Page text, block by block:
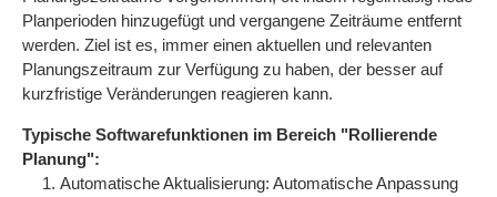
Planperioden hinzugefügt und vergangene Zeiträume entfernt
werden. Ziel ist es, immer einen aktuellen und relevanten
Planungszeitraum zur Verfügung zu haben, der besser auf
kurzfristige Veränderungen reagieren kann.
Typische Softwarefunktionen im Bereich "Rollierende
Planung":
Automatische Aktualisierung: Automatische Anpassung